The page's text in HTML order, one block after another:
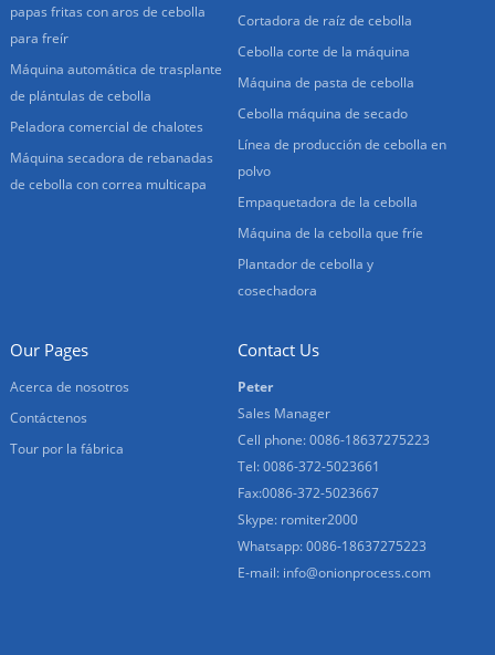
papas fritas con aros de cebolla
para freír
Máquina automática de trasplante
de plántulas de cebolla
Peladora comercial de chalotes
Máquina secadora de rebanadas
de cebolla con correa multicapa
Cortadora de raíz de cebolla
Cebolla corte de la máquina
Máquina de pasta de cebolla
Cebolla máquina de secado
Línea de producción de cebolla en
polvo
Empaquetadora de la cebolla
Máquina de la cebolla que fríe
Plantador de cebolla y
cosechadora
Our Pages
Acerca de nosotros
Contáctenos
Tour por la fábrica
Contact Us
Peter
Sales Manager
Cell phone: 0086-18637275223
Tel: 0086-372-5023661
Fax:0086-372-5023667
Skype: romiter2000
Whatsapp: 0086-18637275223
E-mail: info@onionprocess.com